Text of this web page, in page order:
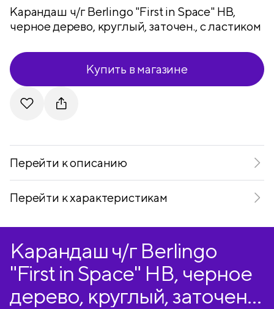
Карандаш ч/г Berlingo "First in Space" HB,
черное дерево, круглый, заточен., с ластиком
Купить в магазине
Перейти к описанию
Перейти к характеристикам
Карандаш ч/г Berlingo
"First in Space" HB, черное
дерево, круглый, заточен.,